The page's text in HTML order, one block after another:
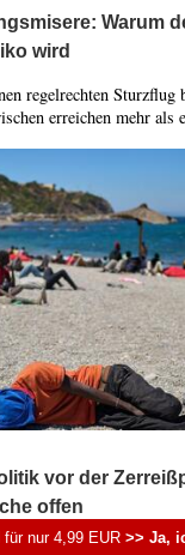
Warum
wird
regelrechten Sturzflug
erreichen mehr als
vor der
offen
Ceuta und
nur 4,99 EUR>> Ja,